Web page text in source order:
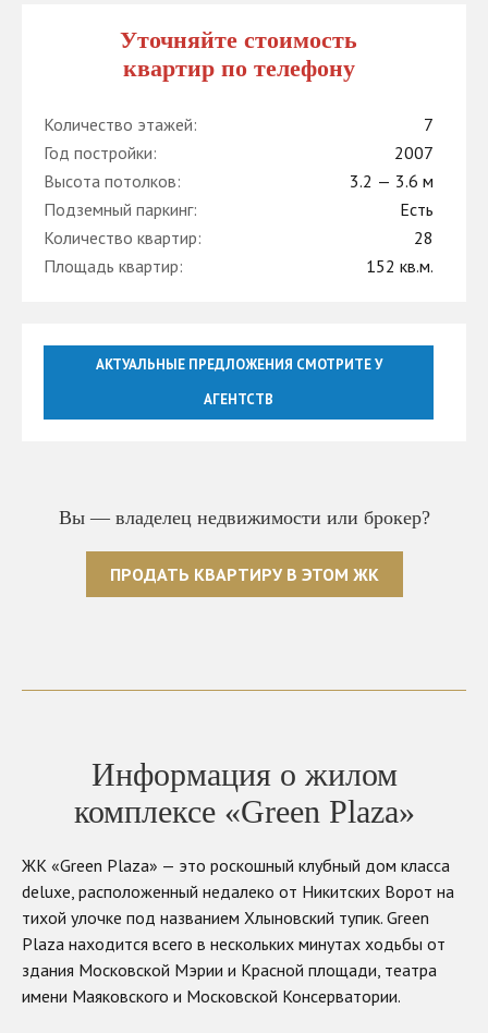
Уточняйте стоимость
квартир по телефону
Количество этажей:
7
Год постройки:
2007
Высота потолков:
3.2 — 3.6 м
Подземный паркинг:
Есть
Количество квартир:
28
Площадь квартир:
152 кв.м.
АКТУАЛЬНЫЕ ПРЕДЛОЖЕНИЯ СМОТРИТЕ У
АГЕНТСТВ
Вы — владелец недвижимости или брокер?
ПРОДАТЬ КВАРТИРУ В ЭТОМ ЖК
Информация о жилом
комплексе «Green Plaza»
ЖК «Green Plaza» — это роскошный клубный дом класса
deluxe, расположенный недалеко от Никитских Ворот на
тихой улочке под названием Хлыновский тупик. Green
Plaza находится всего в нескольких минутах ходьбы от
здания Московской Мэрии и Красной площади, театра
имени Маяковского и Московской Консерватории.